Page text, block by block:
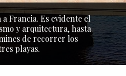
Francia. Es evidente el
y arquitectura, hasta
de recorrer los
playas.